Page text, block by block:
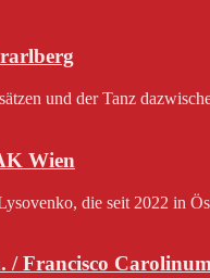
und der Tanz
Wien
die seit 2022 in
/ Francisco